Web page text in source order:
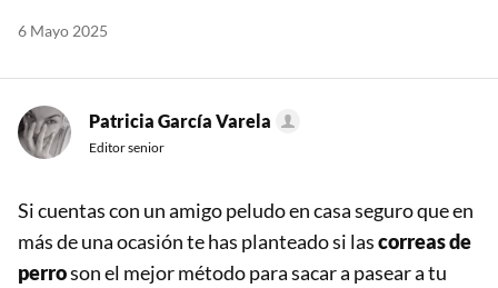
6 Mayo 2025
Patricia García Varela
Editor senior
Si cuentas con un amigo peludo en casa seguro que en
más de una ocasión te has planteado si lascorreas de
perroson el mejor método para sacar a pasear a tu